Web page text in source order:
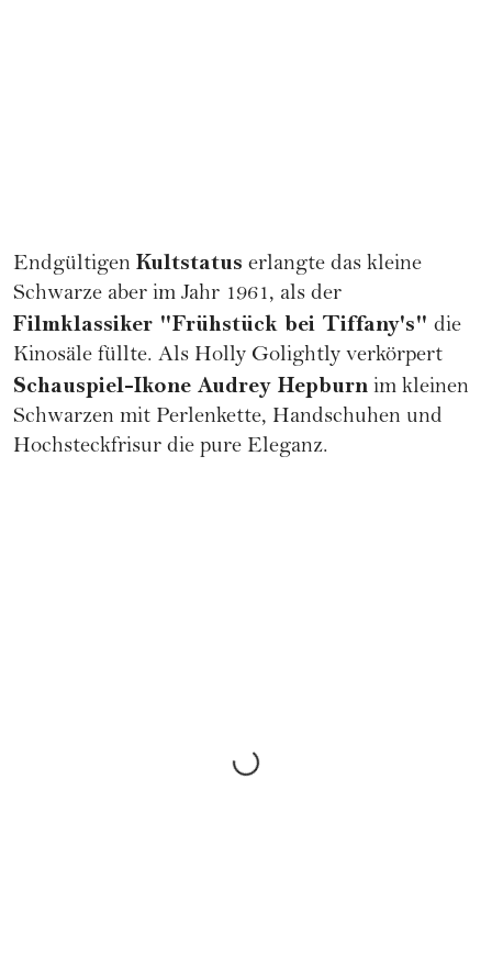
Endgültigen Kultstatus erlangte das kleine
Schwarze aber im Jahr 1961, als der
Filmklassiker "Frühstück bei Tiffany's" die
Kinosäle füllte. Als Holly Golightly verkörpert
Schauspiel-Ikone Audrey Hepburn im kleinen
Schwarzen mit Perlenkette, Handschuhen und
Hochsteckfrisur die pure Eleganz.